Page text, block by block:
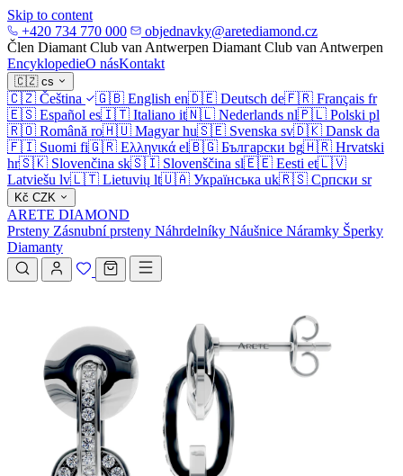
Skip to content
+420 734 770 000
objednavky@aretediamond.cz
Člen Diamant Club van Antwerpen Diamant Club van Antwerpen
EncyklopedieO násKontakt
🇨🇿 cs
🇨🇿 Čeština 🇬🇧 English en🇩🇪 Deutsch de🇫🇷 Français fr
🇪🇸 Español es🇮🇹 Italiano it🇳🇱 Nederlands nl🇵🇱 Polski pl
🇷🇴 Română ro🇭🇺 Magyar hu🇸🇪 Svenska sv🇩🇰 Dansk da
🇫🇮 Suomi fi🇬🇷 Ελληνικά el🇧🇬 Български bg🇭🇷 Hrvatski
hr🇸🇰 Slovenčina sk🇸🇮 Slovenščina sl🇪🇪 Eesti et🇱🇻
Latviešu lv🇱🇹 Lietuvių lt🇺🇦 Українська uk🇷🇸 Српски sr
Kč CZK
ARETE DIAMOND
Prsteny Zásnubní prsteny Náhrdelníky Náušnice Náramky Šperky
Diamanty